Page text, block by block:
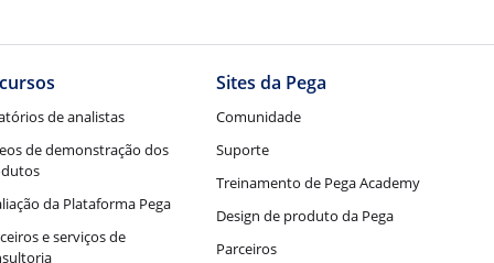
de analistas
de demonstração dos
da Plataforma Pega
e serviços de
Sites da Pega
Comunidade
Suporte
Treinamento de Pega Academy
Design de produto da Pega
Parceiros